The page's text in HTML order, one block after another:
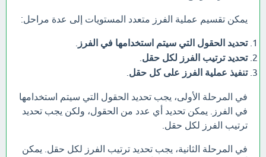
يمكن تقسيم عملية الفرز متعدد المستويات إلى عدة مراحل:
تحديد الحقول التي سيتم استخدامها في الفرز
تحديد ترتيب الفرز لكل حقل
تنفيذ عملية الفرز على كل حقل
في المرحلة الأولى، يجب تحديد الحقول التي سيتم استخدامها
في الفرز. يمكن تحديد أي عدد من الحقول، ولكن يجب تحديد
ترتيب الفرز لكل حقل.
في المرحلة الثانية، يجب تحديد ترتيب الفرز لكل حقل. يمكن